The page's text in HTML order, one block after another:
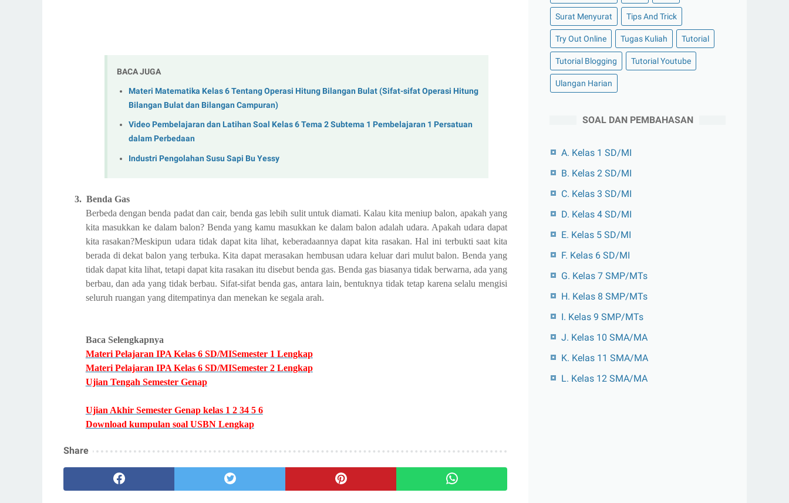
BACA JUGA
Materi Matematika Kelas 6 Tentang Operasi Hitung Bilangan Bulat (Sifat-sifat Operasi Hitung
Bilangan Bulat dan Bilangan Campuran)
Video Pembelajaran dan Latihan Soal Kelas 6 Tema 2 Subtema 1 Pembelajaran 1 Persatuan
dalam Perbedaan
Industri Pengolahan Susu Sapi Bu Yessy
3. Benda Gas
Berbeda dengan benda padat dan cair, benda gas lebih sulit untuk diamati. Kalau kita meniup balon, apakah yang
kita masukkan ke dalam balon? Benda yang kamu masukkan ke dalam balon adalah udara. Apakah udara dapat
kita rasakan?Meskipun udara tidak dapat kita lihat, keberadaannya dapat kita rasakan. Hal ini terbukti saat kita
berada di dekat balon yang terbuka. Kita dapat merasakan hembusan udara keluar dari mulut balon. Benda yang
tidak dapat kita lihat, tetapi dapat kita rasakan itu disebut benda gas. Benda gas biasanya tidak berwarna, ada yang
berbau, dan ada yang tidak berbau. Sifat-sifat benda gas, antara lain, bentuknya tidak tetap karena selalu mengisi
seluruh ruangan yang ditempatinya dan menekan ke segala arah.
Baca Selengkapnya
Materi Pelajaran IPA Kelas 6 SD/MISemester 1 Lengkap
Materi Pelajaran IPA Kelas 6 SD/MISemester 2 Lengkap
Ujian Tengah Semester Genap
Ujian Akhir Semester Genap kelas 1 2 34 5 6
Download kumpulan soal USBN Lengkap
Share
Surat Menyurat Tips And Trick
Try Out Online Tugas Kuliah Tutorial
Tutorial Blogging Tutorial Youtube
Ulangan Harian
SOAL DAN PEMBAHASAN
A. Kelas 1 SD/MI
B. Kelas 2 SD/MI
C. Kelas 3 SD/MI
D. Kelas 4 SD/MI
E. Kelas 5 SD/MI
F. Kelas 6 SD/MI
G. Kelas 7 SMP/MTs
H. Kelas 8 SMP/MTs
I. Kelas 9 SMP/MTs
J. Kelas 10 SMA/MA
K. Kelas 11 SMA/MA
L. Kelas 12 SMA/MA